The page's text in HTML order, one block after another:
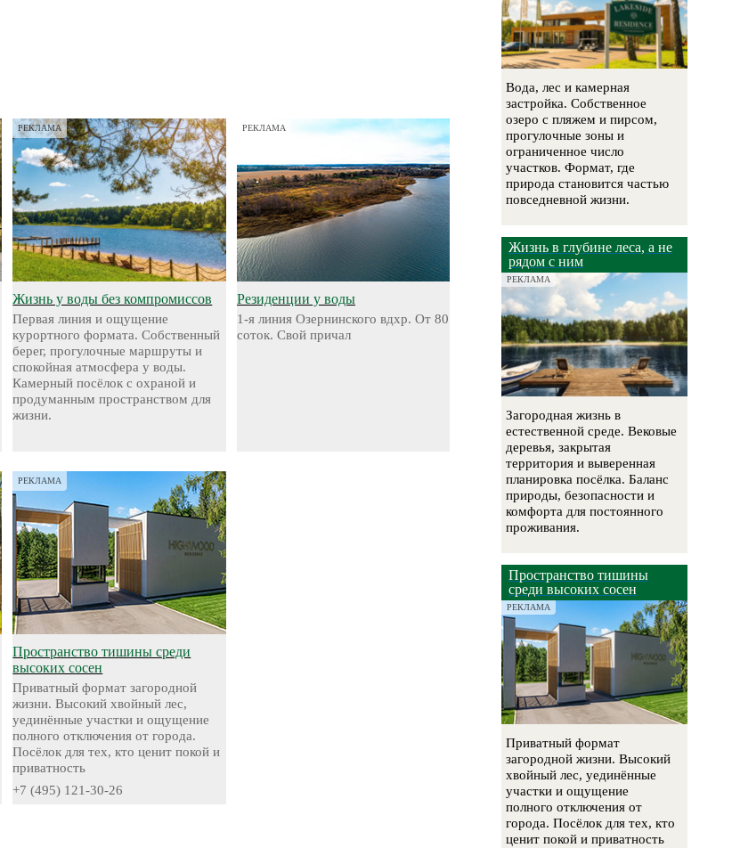
РЕКЛАМА
Жизнь у воды без компромиссов
Первая линия и ощущение
курортного формата. Собственный
берег, прогулочные маршруты и
спокойная атмосфера у воды.
Камерный посёлок с охраной и
продуманным пространством для
жизни.
РЕКЛАМА
Резиденции у воды
1-я линия Озернинского вдхр. От 80
соток. Свой причал
РЕКЛАМА
Пространство тишины среди
высоких сосен
Приватный формат загородной
жизни. Высокий хвойный лес,
уединённые участки и ощущение
полного отключения от города.
Посёлок для тех, кто ценит покой и
приватность
+7 (495) 121-30-26
Вода, лес и камерная
застройка. Собственное
озеро с пляжем и пирсом,
прогулочные зоны и
ограниченное число
участков. Формат, где
природа становится частью
повседневной жизни.
Жизнь в глубине леса, а не
рядом с ним
РЕКЛАМА
Загородная жизнь в
естественной среде. Вековые
деревья, закрытая
территория и выверенная
планировка посёлка. Баланс
природы, безопасности и
комфорта для постоянного
проживания.
Пространство тишины
среди высоких сосен
РЕКЛАМА
Приватный формат
загородной жизни. Высокий
хвойный лес, уединённые
участки и ощущение
полного отключения от
города. Посёлок для тех, кто
ценит покой и приватность